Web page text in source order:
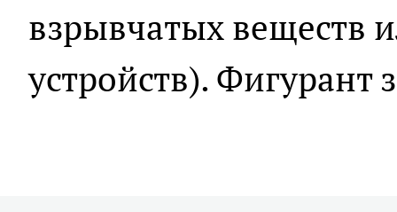
взрывчатых веществ
устройств). Фигурант